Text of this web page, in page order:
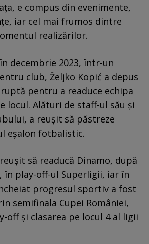
e compus din evenimente,
iar cel mai frumos dintre
realizărilor.
decembrie 2023, într-un
club, Željko Kopić a depus
pentru a readuce echipa
locul. Alături de staff-ul său și
a reușit să păstreze
eșalon fotbalistic.
să readucă Dinamo, după
în play-off-ul Superligii, iar în
progresul sportiv a fost
semifinala Cupei României,
off și clasarea pe locul 4 al ligii